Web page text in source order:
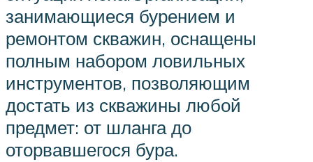
занимающиеся бурением и
ремонтом скважин, оснащены
полным набором ловильных
инструментов, позволяющим
достать из скважины любой
предмет: от шланга до
оторвавшегося бура.